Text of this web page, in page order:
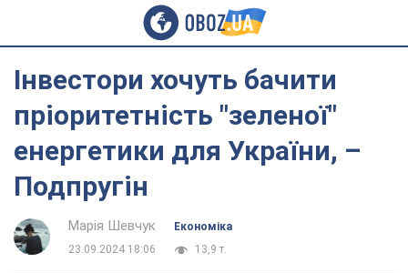
Інвестори хочуть бачити
пріоритетність "зеленої"
енергетики для України, –
Подпругін
Марія Шевчук
Економіка
23.09.2024 18:06
13,9 т.